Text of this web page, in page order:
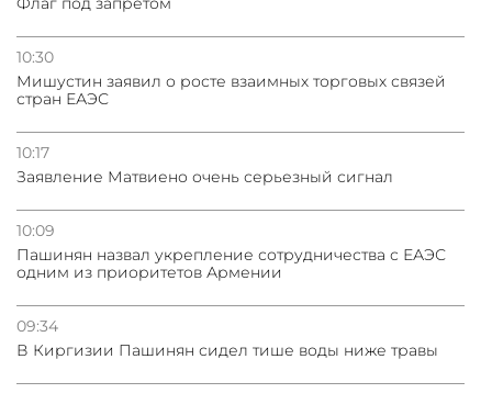
10:30
Мишустин заявил о росте взаимных торговых связей
стран ЕАЭС
10:17
Заявление Матвиено очень серьезный сигнал
10:09
Пашинян назвал укрепление сотрудничества с ЕАЭС
одним из приоритетов Армении
09:34
В Киргизии Пашинян сидел тише воды ниже травы